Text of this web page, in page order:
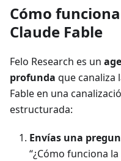
Cómo
Claude Fable
Felo Research es un
profunda que canaliza
Fable en una
estructurada:
Envías una
“¿Cómo funciona